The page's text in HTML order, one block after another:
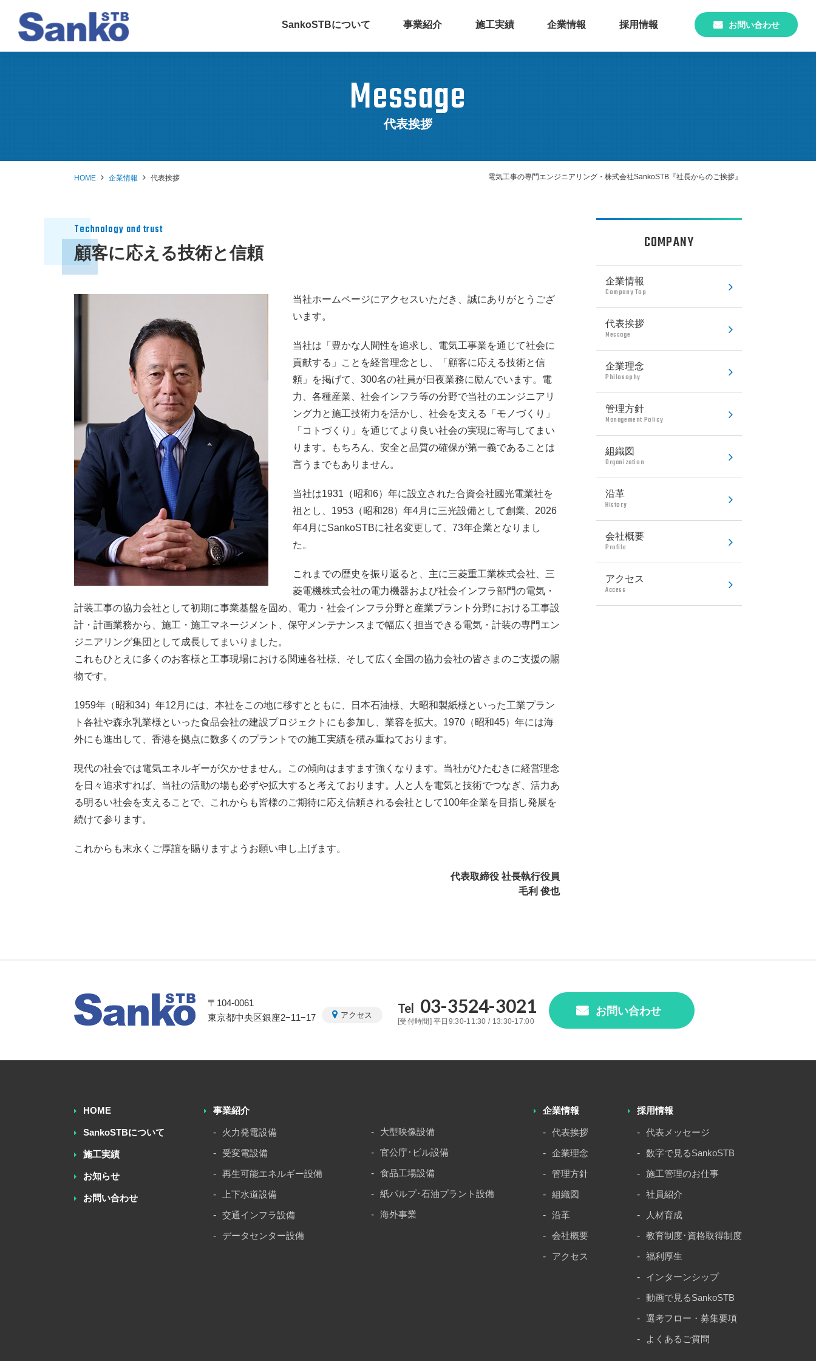
SankoSTBについて 事業紹介
受変電設備
設備
センター設備
設備
施工実績 企業情報 採用情報
よくあるご質問
お問い合わせ
電気工事の専門エンジニアリング・株式会社SankoSTB『社長からのご挨拶』
Message
代表挨拶
HOME 企業情報 代表挨拶
Technology and trust
顧客に応える技術と信頼
当社ホームページにアクセスいただき、誠にありがとうござ
います。
当社は「豊かな人間性を追求し、電気工事業を通じて社会に
貢献する」ことを経営理念とし、「顧客に応える技術と信
頼」を掲げて、300名の社員が日夜業務に励んでいます。電
力、各種産業、社会インフラ等の分野で当社のエンジニアリ
ング力と施工技術力を活かし、社会を支える「モノづくり」
「コトづくり」を通じてより良い社会の実現に寄与してまい
ります。もちろん、安全と品質の確保が第一義であることは
言うまでもありません。
当社は1931（昭和6）年に設立された合資会社國光電業社を
祖とし、1953（昭和28）年4月に三光設備として創業、2026
年4月にSankoSTBに社名変更して、73年企業となりまし
た。
これまでの歴史を振り返ると、主に三菱重工業株式会社、三
菱電機株式会社の電力機器および社会インフラ部門の電気・
計装工事の協力会社として初期に事業基盤を固め、電力・社会インフラ分野と産業プラント分野における工事設
計・計画業務から、施工・施工マネージメント、保守メンテナンスまで幅広く担当できる電気・計装の専門エン
ジニアリング集団として成長してまいりました。
これもひとえに多くのお客様と工事現場における関連各社様、そして広く全国の協力会社の皆さまのご支援の賜
物です。
1959年（昭和34）年12月には、本社をこの地に移すとともに、日本石油様、大昭和製紙様といった工業プラン
ト各社や森永乳業様といった食品会社の建設プロジェクトにも参加し、業容を拡大。1970（昭和45）年には海
外にも進出して、香港を拠点に数多くのプラントでの施工実績を積み重ねております。
現代の社会では電気エネルギーが欠かせません。この傾向はますます強くなります。当社がひたむきに経営理念
を日々追求すれば、当社の活動の場も必ずや拡大すると考えております。人と人を電気と技術でつなぎ、活力あ
る明るい社会を支えることで、これからも皆様のご期待に応え信頼される会社として100年企業を目指し発展を
続けて参ります。
これからも末永くご厚誼を賜りますようお願い申し上げます。
代表取締役 社長執行役員
毛利 俊也
COMPANY
企業情報
Company Top
代表挨拶
Message
企業理念
Philosophy
管理方針
Management Policy
組織図
Organization
沿革
History
会社概要
Profile
アクセス
Access
〒104-0061
東京都中央区銀座2−11−17
アクセス Tel 03-3524-3021
[受付時間] 平日9:30-11:30 / 13:30-17:00
お問い合わせ
HOME
SankoSTBについて
施工実績
お知らせ
お問い合わせ
事業紹介
火力発電設備
受変電設備
再生可能エネルギー設備
上下水道設備
交通インフラ設備
データセンター設備
大型映像設備
官公庁･ビル設備
食品工場設備
紙パルプ･石油プラント設備
海外事業
企業情報
代表挨拶
企業理念
管理方針
組織図
沿革
会社概要
アクセス
採用情報
代表メッセージ
数字で見るSankoSTB
施工管理のお仕事
社員紹介
人材育成
教育制度･資格取得制度
福利厚生
インターンシップ
動画で見るSankoSTB
選考フロー・募集要項
よくあるご質問